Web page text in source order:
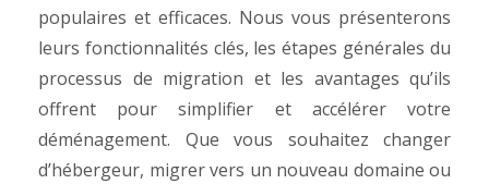
populaires et efficaces. Nous vous présenterons
leurs fonctionnalités clés, les étapes générales du
processus de migration et les avantages qu’ils
offrent pour simplifier et accélérer votre
déménagement. Que vous souhaitez changer
d’hébergeur, migrer vers un nouveau domaine ou